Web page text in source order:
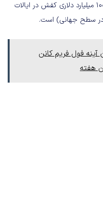
دارد، به‌دنبال دستیابی به بازار تقریباً 100 میلیارد دلاری کفش در ایالات
در سطح جهانی) است.
آینه فول فریم کانن
هفته